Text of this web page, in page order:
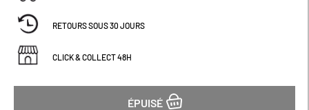
RETOURS SOUS 30 JOURS
CLICK & COLLECT 48H
ÉPUISÉ